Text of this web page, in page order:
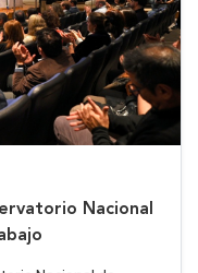
Nacional